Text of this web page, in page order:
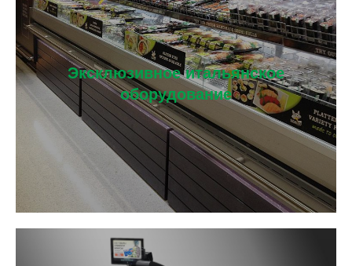
Эксклюзивное итальянское
оборудование